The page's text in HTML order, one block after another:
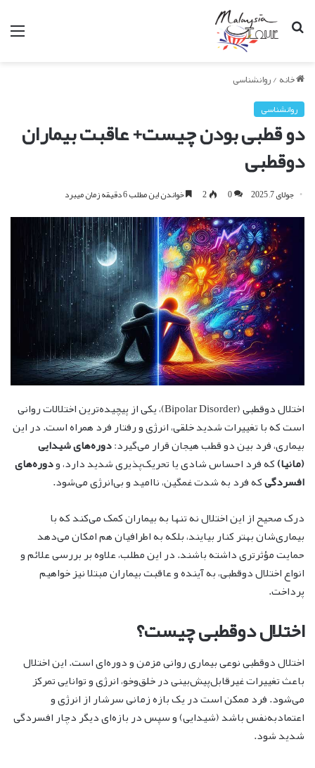
جستجو
خانه/روانشناسی
روانشناسی
دو قطبی بودن چیست+ عاقبت بیماران
دوقطبی
جولای 7, 2025 0
2 خواندن این مطلب 6 دقیقه زمان میبرد
اختلال دوقطبی (Bipolar Disorder)، یکی از پیچیده‌ترین اختلالات روانی
است که با تغییرات شدید خلقی، انرژی و رفتار فرد همراه است. در این
بیماری، فرد بین دو قطب هیجان قرار می‌گیرد:دوره‌های شیدایی
(مانیا)که فرد احساس شادی یا تحریک‌پذیری شدید دارد، ودوره‌های
افسردگیکه فرد به شدت غمگین، ناامید و بی‌انرژی می‌شود.
درک صحیح از این اختلال نه تنها به بیماران کمک می‌کند که با
بیماری‌شان بهتر کنار بیایند، بلکه به اطرافیان هم امکان می‌دهد
حمایت مؤثرتری داشته باشند. در این مطلب، علاوه بر بررسی علائم و
انواع اختلال دوقطبی، به آینده و عاقبت بیماران مبتلا نیز خواهیم
پرداخت.
اختلال دوقطبی چیست؟
اختلال دوقطبی نوعی بیماری روانی مزمن و دوره‌ای است. این اختلال
باعث تغییرات غیرقابل‌پیش‌بینی در خلق‌وخو، انرژی و توانایی تمرکز
می‌شود. فرد ممکن است در یک بازه زمانی سرشار از انرژی و
اعتمادبه‌نفس باشد (شیدایی) و سپس در بازه‌ای دیگر دچار افسردگی
شدید شود.